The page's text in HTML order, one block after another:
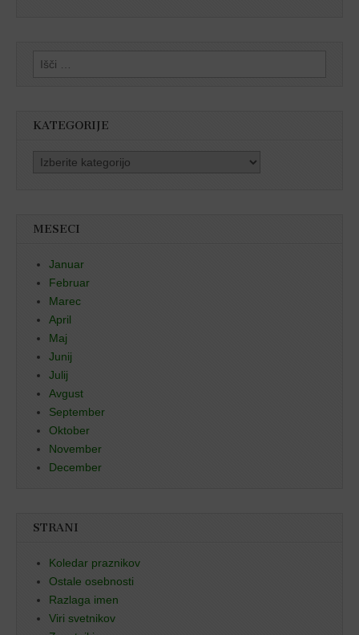
Išči:
KATEGORIJE
Kategorije
MESECI
Januar
Februar
Marec
April
Maj
Junij
Julij
Avgust
September
Oktober
November
December
STRANI
Koledar praznikov
Ostale osebnosti
Razlaga imen
Viri svetnikov